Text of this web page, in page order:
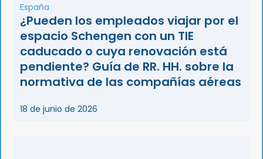
España
¿Pueden los empleados viajar por el
espacio Schengen con un TIE
caducado o cuya renovación está
pendiente? Guía de RR. HH. sobre la
normativa de las compañías aéreas
18 de junio de 2026